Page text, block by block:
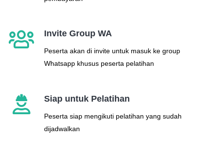
Invite Group WA
Peserta akan di invite untuk masuk ke group
Whatsapp khusus peserta pelatihan
Siap untuk Pelatihan
Peserta siap mengikuti pelatihan yang sudah
dijadwalkan